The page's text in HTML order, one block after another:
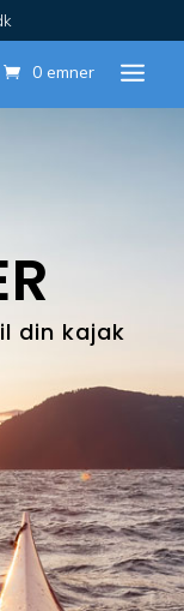
0 emner
din kajak